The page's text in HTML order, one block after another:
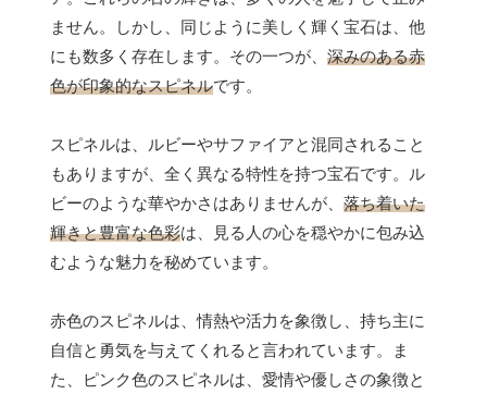
ません。しかし、同じように美しく輝く宝石は、他
にも数多く存在します。その一つが、 深みのある赤
色が印象的なスピネルです。
スピネルは、ルビーやサファイアと混同されること
もありますが、全く異なる特性を持つ宝石です。ル
ビーのような華やかさはありませんが、 落ち着いた
輝きと豊富な色彩は、見る人の心を穏やかに包み込
むような魅力を秘めています。
赤色のスピネルは、情熱や活力を象徴し、持ち主に
自信と勇気を与えてくれると言われています。ま
た、ピンク色のスピネルは、愛情や優しさの象徴と